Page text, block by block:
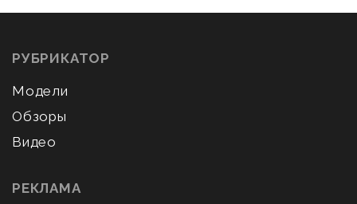
РУБРИКАТОР
Модели
Обзоры
Видео
РЕКЛАМА